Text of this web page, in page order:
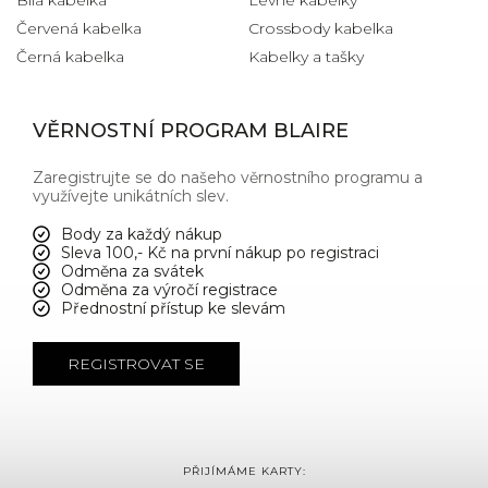
Červená kabelka
Černá kabelka
Crossbody kabelka
Kabelky a tašky
VĚRNOSTNÍ PROGRAM BLAIRE
Zaregistrujte se do našeho věrnostního programu a
využívejte unikátních slev.
Body za každý nákup
Sleva 100,- Kč na první nákup po registraci
Odměna za svátek
Odměna za výročí registrace
Přednostní přístup ke slevám
REGISTROVAT SE
PŘIJÍMÁME KARTY: